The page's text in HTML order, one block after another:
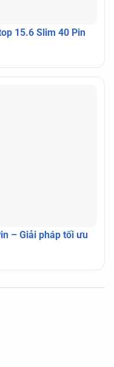
15.6 Slim 40 Pin
– Giải pháp tối ưu